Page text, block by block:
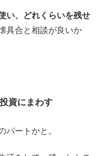
い、どれくらいを残せ
具合と相談が良いか
資にまわす
パートかと。